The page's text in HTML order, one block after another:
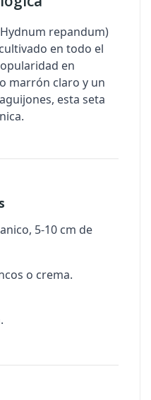
Hydnum repandum)
en todo el
en
marrón claro y un
esta seta
5-10 cm de
o crema.